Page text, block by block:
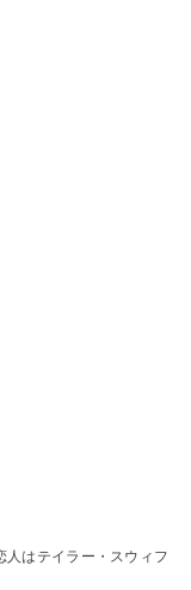
人はテイラー・スウィフ